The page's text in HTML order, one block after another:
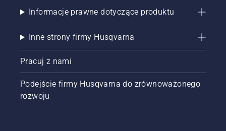
Informacje prawne dotyczące produktu
Inne strony firmy Husqvarna
Pracuj z nami
Podejście firmy Husqvarna do zrównoważonego
rozwoju